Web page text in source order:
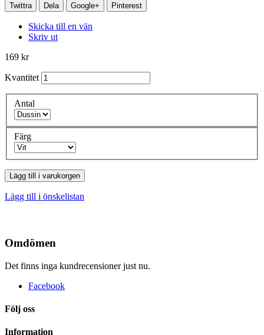
Twittra Dela Google+ Pinterest
Skicka till en vän
Skriv ut
169 kr
Kvantitet
Antal
Färg
Lägg till i varukorgen
Lägg till i önskelistan
Omdömen
Det finns inga kundrecensioner just nu.
Facebook
Följ oss
Information